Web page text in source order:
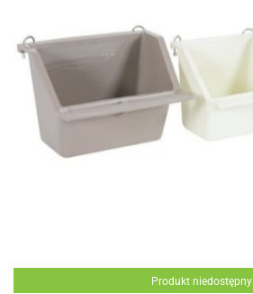
Produkt niedostępny